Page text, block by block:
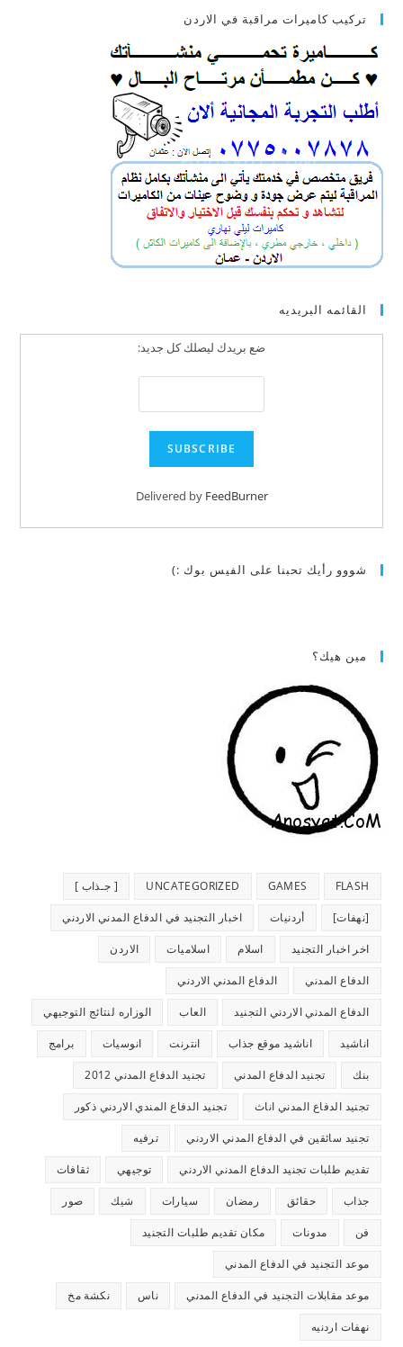
تركيب كاميرات مراقبة في الاردن
القائمه البريديه
ضع بريدك ليصلك كل جديد:
Delivered by FeedBurner
شووو رأيك تحبنا على الفيس بوك :)
مين هيك؟
FLASH
GAMES
UNCATEGORIZED [ جـذاب ]
[نهفات] أردنيات اخبار التجنيد في الدفاع المدني الاردني
اخر اخبار التجنيد اسلام اسلاميات الاردن
الدفاع المدني الدفاع المدني الاردني
الدفاع المدني الاردني التجنيد العاب الوزاره لنتائج التوجيهي
اناشيد اناشيد موقع جذاب انترنت انوسيات برامج
بنك تجنيد الدفاع المدني تجنيد الدفاع المدني 2012
تجنيد الدفاع المدني اناث تجنيد الدفاع المندي الاردني ذكور
تجنيد سائقين في الدفاع المدني الاردني ترفيه
تقديم طلبات تجنيد الدفاع المدني الاردني توجيهي ثقافات
جذاب حقائق رمضان سيارات شيك صور
فن مدونات مكان تقديم طلبات التجنيد
موعد التجنيد في الدفاع المدني
موعد مقابلات التجنيد في الدفاع المدني ناس نكشة مخ
نهفات اردنيه